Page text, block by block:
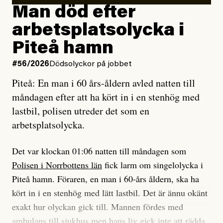
Vad betyder det att vara en röd, grön och oberoende
tidning?
Vad är bra journalistik?
Ett försök till korta svar som jag hoppas kan förtydliga
för Kuhn och Sassarinis-McGowan och andra hur jag
som chefredaktör ser på Dagens ETC:s uppdrag och
roll.
Vi skriver för våra läsare som vill bli informerade,
överraskade, bekräftade, utmanade – och som kräver
att vi granskar allt och alla.
Vi är som sagt en röd, grön och oberoende tidning.
Jag lärde mig renovera
enligt uråldrig metod
och lade min sista ungdom
på att laga en gammal bod.
Jag sökte ljuset och meningen,
efter det som var rent, rätt och sant,
och aldrig såg jag det klarare än
när jag ombord på bussen hjälpte en tant.
#23/2026Intervjun
Jesper Lundby: ”Livet i sig
är ganska politiskt”
Man död efter
arbetsplatsolycka i
Piteå hamn
#56/2026 Dödsolyckor på jobbet
Piteå: En man i 60 års-åldern avled natten till
måndagen efter att ha kört in i en stenhög med
lastbil, polisen utreder det som en
arbetsplatsolycka.
Det var klockan 01:06 natten till måndagen som
Polisen i Norrbottens län fick larm om singelolycka i
Piteå hamn. Föraren, en man i 60-års åldern, ska ha
kört in i en stenhög med lätt lastbil. Det är ännu okänt
exakt hur olyckan gick till. Mannen fördes med
ambulans till sjukhus men hans liv gick inte att rädda.